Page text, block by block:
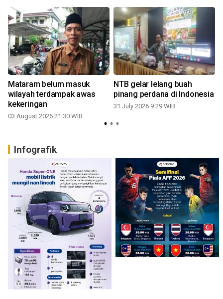
Mataram belum masuk
wilayah terdampak awas
kekeringan
03 August 2026 21:30 WIB
NTB gelar lelang buah
pinang perdana di Indonesia
31 July 2026 9:29 WIB
Infografik